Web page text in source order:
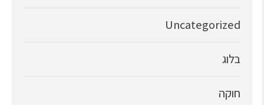
Uncategorized
בלוג
חוקה